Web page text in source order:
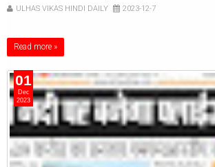
ULHAS VIKAS HINDI DAILY 2023-12-7
Read more »
01
Dec
2023